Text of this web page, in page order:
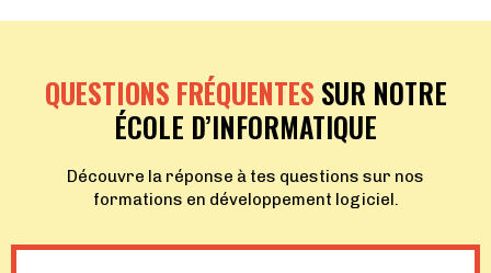
QUESTIONS FRÉQUENTES SUR NOTRE
ÉCOLE D’INFORMATIQUE
Découvre la réponse à tes questions sur nos
formations en développement logiciel.